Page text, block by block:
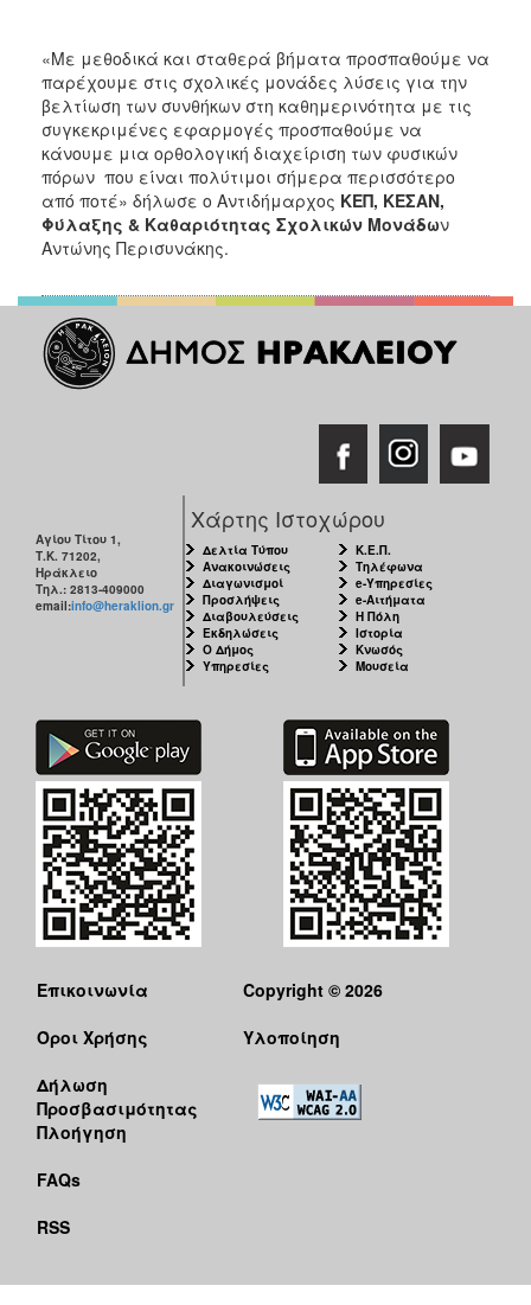
«Με μεθοδικά και σταθερά βήματα προσπαθούμε να
παρέχουμε στις σχολικές μονάδες λύσεις για την
βελτίωση των συνθήκων στη καθημερινότητα με τις
συγκεκριμένες εφαρμογές προσπαθούμε να
κάνουμε μια ορθολογική διαχείριση των φυσικών
πόρων που είναι πολύτιμοι σήμερα περισσότερο
από ποτέ» δήλωσε ο Αντιδήμαρχος ΚΕΠ, ΚΕΣΑΝ,
Φύλαξης & Καθαριότητας Σχολικών Μονάδων
Αντώνης Περισυνάκης.
Αγίου Τίτου 1,
Τ.Κ. 71202,
Ηράκλειο
Τηλ.: 2813-409000
email:info@heraklion.gr
Χάρτης Ιστοχώρου
Δελτία Τύπου
Ανακοινώσεις
Διαγωνισμοί
Προσλήψεις
Διαβουλεύσεις
Εκδηλώσεις
Ο Δήμος
Υπηρεσίες
Κ.Ε.Π.
Τηλέφωνα
e-Υπηρεσίες
e-Αιτήματα
Η Πόλη
Ιστορία
Κνωσός
Μουσεία
Επικοινωνία
Όροι Χρήσης
Δήλωση
Προσβασιμότητας
Πλοήγηση
FAQs
RSS
Copyright © 2026
Υλοποίηση